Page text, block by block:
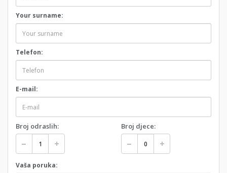
Your surname:
Telefon:
E-mail:
Broj odraslih: Broj djece:
Vaša poruka: